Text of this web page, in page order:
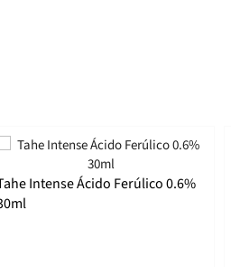
Intense Ácido Ferúlico 0.6%